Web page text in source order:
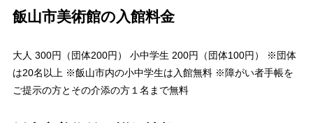
飯山市美術館の入館料金
大人 300円（団体200円） 小中学生 200円（団体100円） ※団体
は20名以上 ※飯山市内の小中学生は入館無料 ※障がい者手帳を
ご提示の方とその介添の方１名まで無料